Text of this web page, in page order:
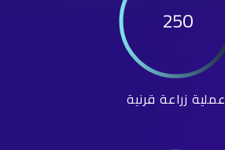
250
عملية زراعة قرنية